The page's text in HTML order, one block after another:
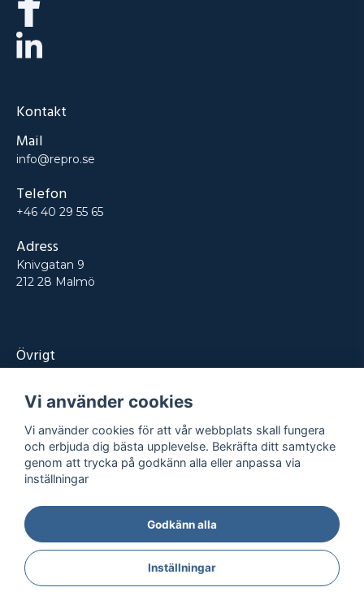
Kontakt
Mail
info@repro.se
Telefon
+46 40 29 55 65
Adress
Knivgatan 9
212 28 Malmö
Övrigt
Tjänster
Kontakt
Projekt
2026- Alla rättigheter reserverade
IntegritetspolicyKöpvillkor
Vi använder cookies
Vi använder cookies för att vår webbplats skall fungera
och erbjuda dig bästa upplevelse. Bekräfta ditt samtycke
genom att trycka på godkänn alla eller anpassa via
inställningar
Godkänn alla
Inställningar